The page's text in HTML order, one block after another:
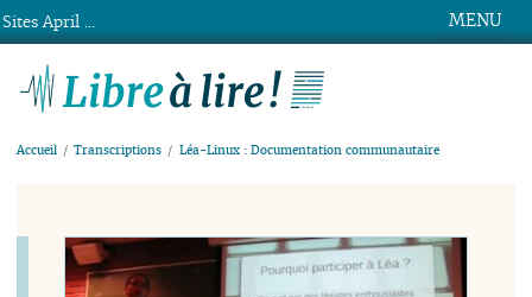
MENU
Accueil Transcriptions Léa-Linux : Documentation communautaire
Sites April ...